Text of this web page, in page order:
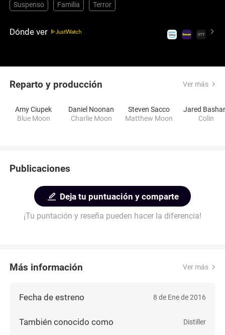
Suspenso Familia Terror
Dónde ver
Reparto y producción Ver más
Amy Ciupek
Blue Moon
Daniel Noonan
Charlie Moon
Steven Sacco
Matthew Moon
Jared
Colin
Publicaciones
Deja tu puntuación y comparte
¡Tu puntación y reseña pueden hacer la diferencia!
Más información Ver más
Fecha de estreno 8 de Ene de 2016
También conocido como Distiller